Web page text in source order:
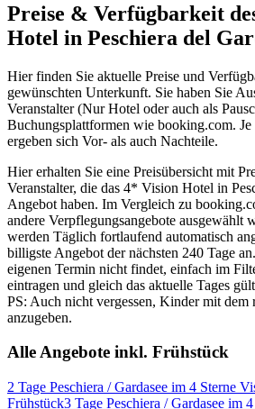
Preise & Verfügbarkeit
Hotel in Peschiera del
Hier finden Sie aktuelle Preise und
gewünschten Unterkunft. Sie haben Sie
Veranstalter (Nur Hotel oder auch als
Buchungsplattformen wie booking.com. Je
ergeben sich Vor- als auch Nachteile.
Hier erhalten Sie eine Preisübersicht mit
Veranstalter, die das 4* Vision Hotel in
Angebot haben. Im Vergleich zu
andere Verpflegungsangebote ausgewählt
werden Täglich fortlaufend automatisch
billigste Angebot der nächsten 240 Tage
eigenen Termin nicht findet, einfach im
eintragen und gleich das aktuelle Tages
PS: Auch nicht vergessen, Kinder mit dem
anzugeben.
Alle Angebote inkl. Frühstück
2 Tage Peschiera / Gardasee im 4 Sterne
Frühstück3 Tage Peschiera / Gardasee im